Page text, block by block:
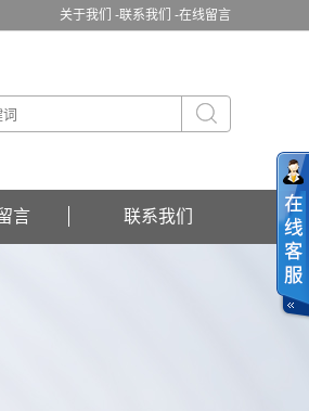
关于我们 -联系我们 -在线留言
言 联系我们